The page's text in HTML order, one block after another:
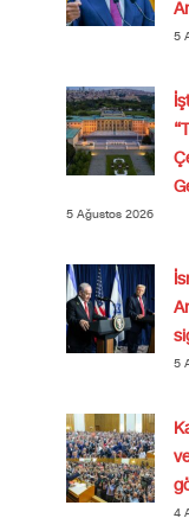
5
5 Ağustos 2026
5
4